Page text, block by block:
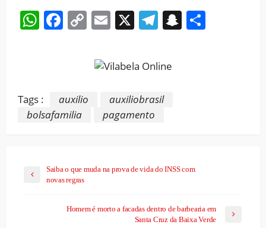
WhatsApp
Facebook
CopyEmail
X Telegram
Snapchat
Tags : auxilio
auxiliobrasil
bolsafamilia
pagamento
Saiba o que muda na prova de vida do INSS com
novas regras
Homem é morto a facadas dentro de barbearia em
Santa Cruz da Baixa Verde